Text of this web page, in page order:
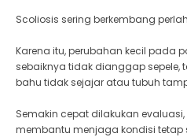
Scoliosis sering berkembang
Karena itu, perubahan kecil pada
sebaiknya tidak dianggap sepele,
bahu tidak sejajar atau tubuh
Semakin cepat dilakukan
membantu menjaga kondisi